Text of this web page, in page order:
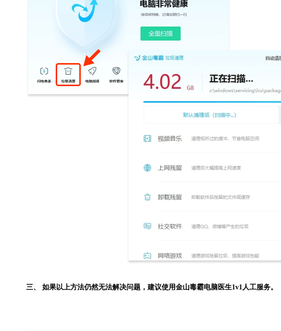
三、 如果以上方法仍然无法解决问题，建议使用金山毒霸电脑医生1v1人工服务。